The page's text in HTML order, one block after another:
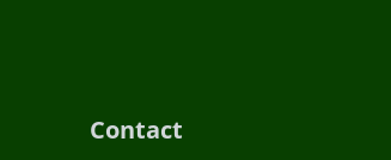
Contact